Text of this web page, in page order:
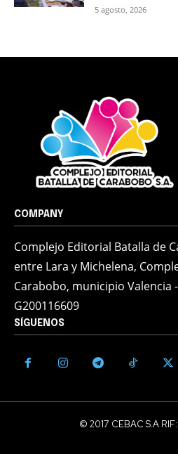
5 agosto, 2026
COMPANY
Complejo Editorial Batalla de
entre Lara y Michelena,
Carabobo, municipio Valencia
G200116609
SÍGUENOS
© 2017 CEBAC S.A